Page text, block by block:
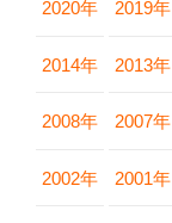
2020年 2019年
2014年 2013年
2008年 2007年
2002年 2001年